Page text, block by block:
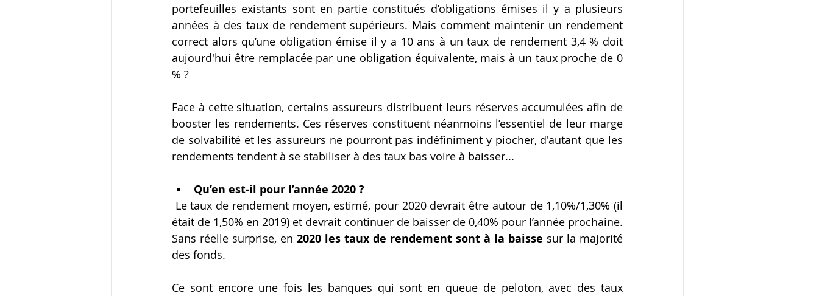
portefeuilles existants sont en partie constitués d’obligations émises il y a plusieurs
années à des taux de rendement supérieurs. Mais comment maintenir un rendement
correct alors qu’une obligation émise il y a 10 ans à un taux de rendement 3,4 % doit
aujourd'hui être remplacée par une obligation équivalente, mais à un taux proche de 0
% ?
Face à cette situation, certains assureurs distribuent leurs réserves accumulées afin de
booster les rendements. Ces réserves constituent néanmoins l’essentiel de leur marge
de solvabilité et les assureurs ne pourront pas indéfiniment y piocher, d'autant que les
rendements tendent à se stabiliser à des taux bas voire à baisser...
Qu’en est-il pour l’année 2020 ?
était de 1,50% en 2019) et devrait continuer de baisser de 0,40% pour l’année prochaine.
Sans réelle surprise, en 2020 les taux de rendement sont à la baisse sur la majorité
des fonds.
Ce sont encore une fois les banques qui sont en queue de peloton, avec des taux